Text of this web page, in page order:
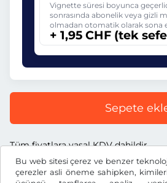
Bu web sitesi çerez ve benzer
çerezler asli öneme sahipken,
Vignette süresi boyunca
sonrasında abonelik veya gizli
olmadan otomatik olarak sona
+ 1,95 CHF (tek
Sepete
Tüm fiyatlara yasal KDV dahildir.